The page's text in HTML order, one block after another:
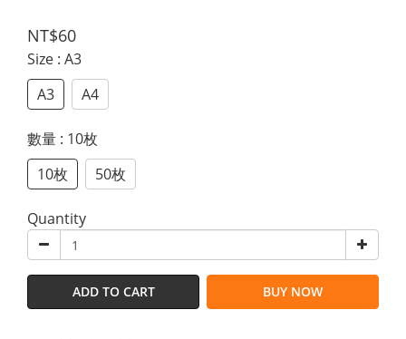
NT$60
Size : A3
A3
A4
數量 : 10枚
10枚
50枚
Quantity
ADD TO CART BUY NOW